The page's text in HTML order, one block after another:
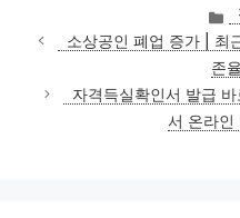
소상공인 폐업 증가 | 최
존
자격득실확인서 발급
서 온라인